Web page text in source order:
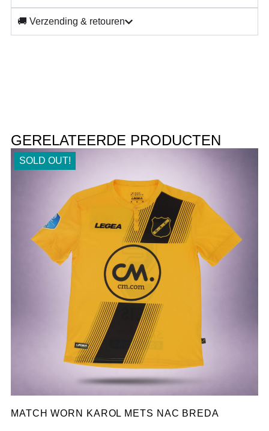
🚚 Verzending & retouren
GERELATEERDE PRODUCTEN
SOLD OUT!
MATCH WORN KAROL METS NAC BREDA